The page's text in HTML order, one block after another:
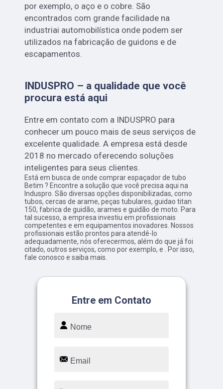
por exemplo, o aço e o cobre. São
encontrados com grande facilidade na
industriai automobilística onde podem ser
utilizados na fabricação de guidons e de
escapamentos.
INDUSPRO – a qualidade que você
procura está aqui
Entre em contato com a INDUSPRO para
conhecer um pouco mais de seus serviços de
excelente qualidade. A empresa está desde
2018 no mercado oferecendo soluções
inteligentes para seus clientes.
Está em busca de onde comprar espaçador de tubo
Betim ? Encontre a solução que você precisa aqui na
Induspro. São diversas opções disponibilizadas, como
tubos, cercas de arame, peças tubulares, guidao titan
150, fabrica de guidão, arames e guidão de moto. Para
tal sucesso, a empresa investiu em profissionais
competentes e em equipamentos inovadores. Nossos
profissionais estão prontos para atendê-lo
adequadamente, nós oferecermos, além do que já foi
citado, outros serviços, como por exemplo, e . Por isso,
fale conosco e saiba mais.
Entre em Contato